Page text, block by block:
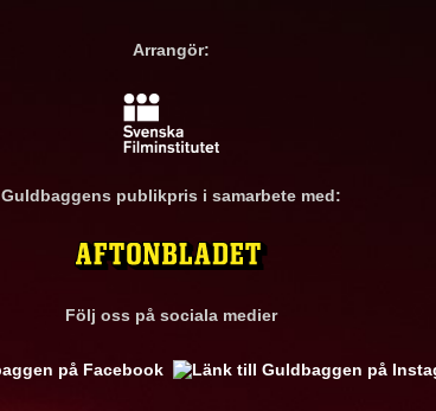
Arrangör:
Guldbaggens publikpris i samarbete med:
Följ oss på sociala medier